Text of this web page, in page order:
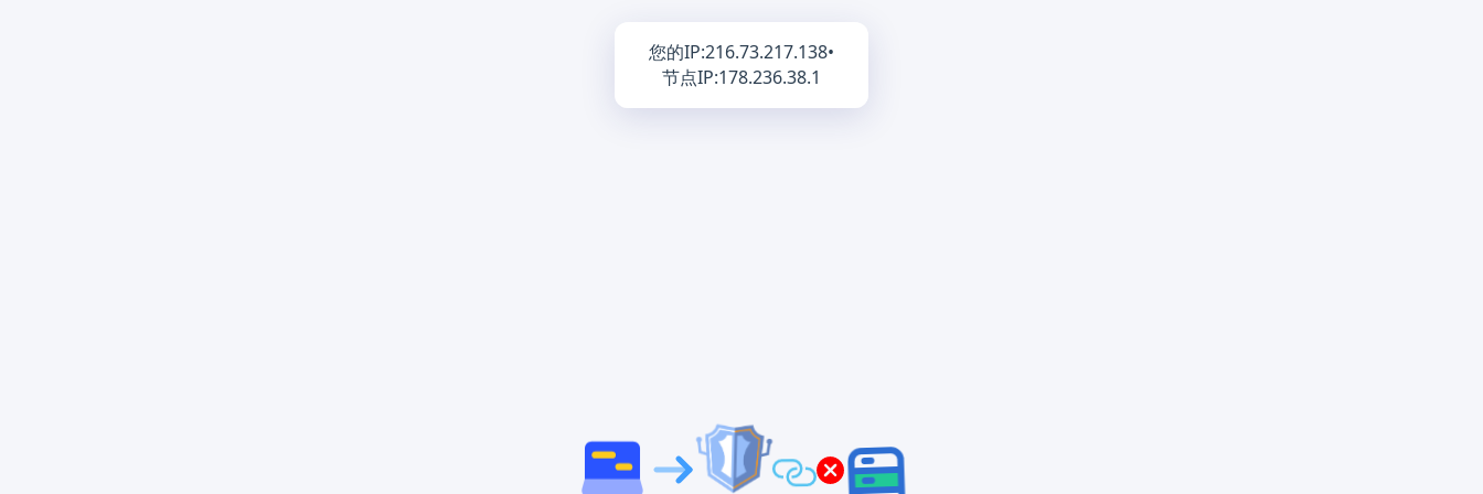
您的IP:216.73.217.138•
节点IP:178.236.38.1